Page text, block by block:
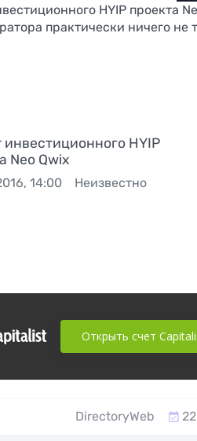
HYIP проекта
практически ничего не
инвестиционного HYIP
Neo Qwix
14:00 Неизвестно
Открыть счет
DirectoryWeb
Обзор Accovod:
безопасная работа